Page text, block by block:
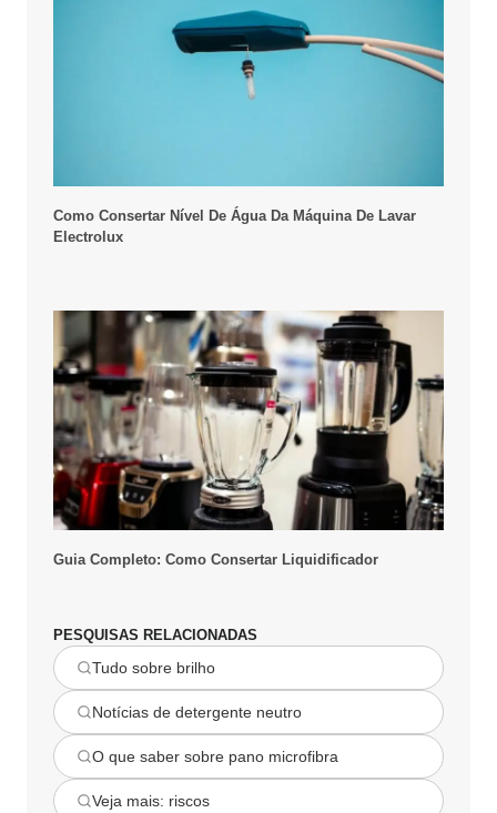
Como Consertar Nível De Água Da Máquina De Lavar
Electrolux
Guia Completo: Como Consertar Liquidificador
PESQUISAS RELACIONADAS
Tudo sobre brilho
Notícias de detergente neutro
O que saber sobre pano microfibra
Veja mais: riscos